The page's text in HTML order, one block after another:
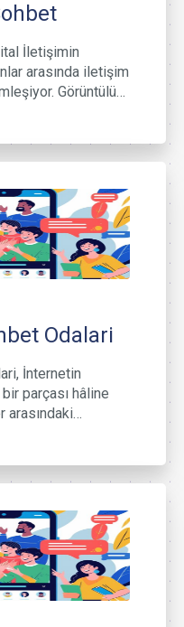
İletişimin
arasında iletişim
Görüntülü…
Odalari
İnternetin
parçası hâline